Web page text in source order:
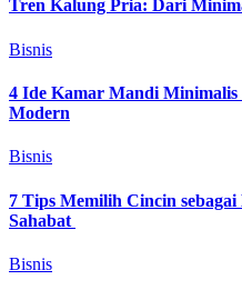
Tren Kalung Pria: Dari
Bisnis
4 Ide Kamar Mandi Minimalis
Modern
Bisnis
7 Tips Memilih Cincin
Sahabat
Bisnis